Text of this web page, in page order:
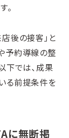
。
後の接客」と
予約導線の整
下では、成果
る前提条件を
に無断掲